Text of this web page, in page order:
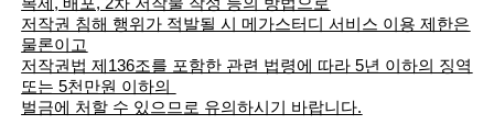
저작권 침해 행위가 적발될 시 메가스터디 서비스 이용 제한은
물론이고
저작권법 제136조를 포함한 관련 법령에 따라 5년 이하의 징역
또는 5천만원 이하의
벌금에 처할 수 있으므로 유의하시기 바랍니다.